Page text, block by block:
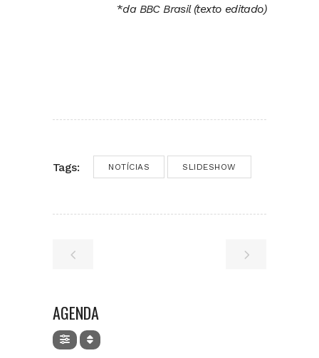
*da BBC Brasil (texto editado)
Tags: NOTÍCIAS SLIDESHOW
AGENDA